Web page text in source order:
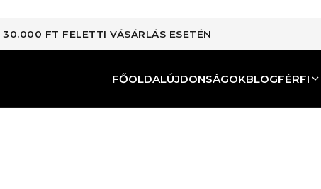
30.000 FT FELETTI VÁSÁRLÁS ESETÉN
FŐOLDALÚJDONSÁGOKBLOGFÉRFI